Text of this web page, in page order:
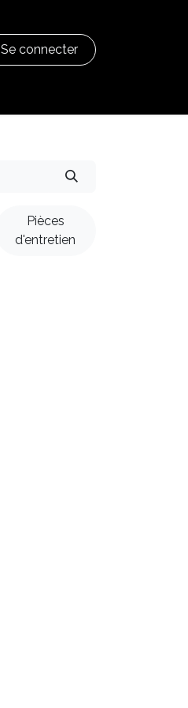
Se connecter
Pièces
d'entretien